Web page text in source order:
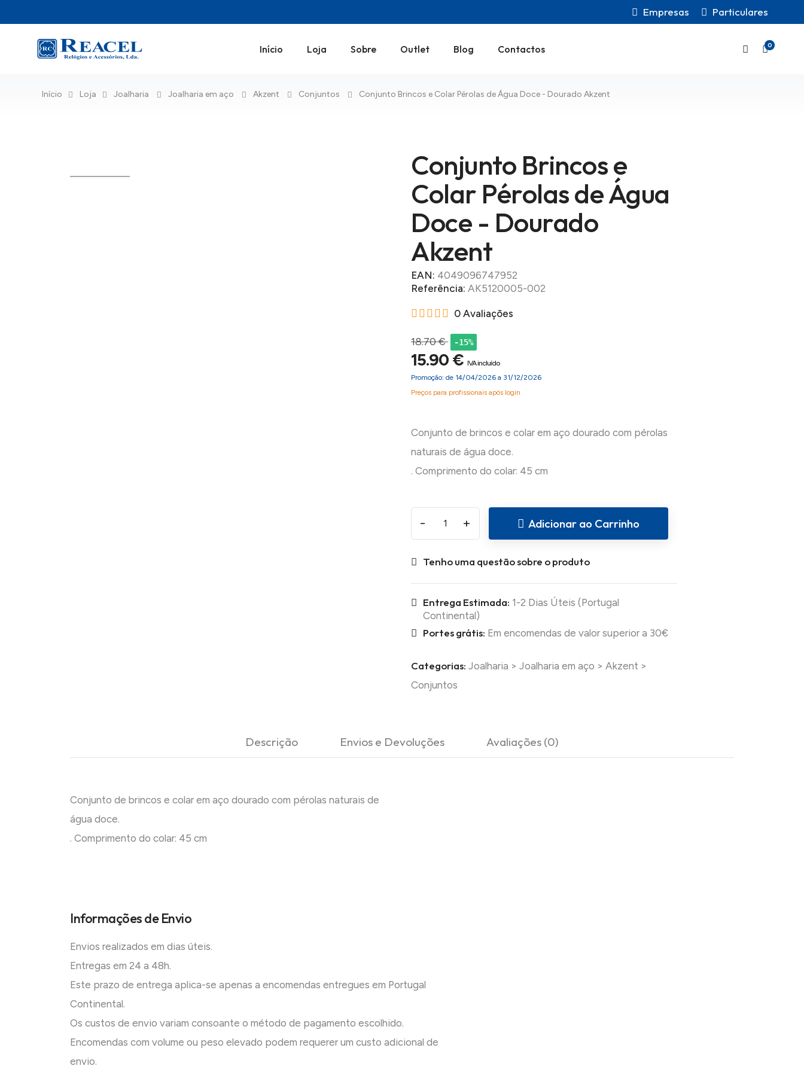
Empresas Particulares
Início Loja Sobre Outlet Blog Contactos 0
Início Loja Joalharia Joalharia em aço Akzent Conjuntos Conjunto Brincos e Colar Pérolas de Água Doce - Dourado Akzent
Conjunto Brincos e
Colar Pérolas de Água
Doce - Dourado
Akzent
EAN: 4049096747952
Referência: AK5120005-002
0 Avaliações
18.70 € -15%
15.90 € IVA incluído
Promoção: de 14/04/2026 a 31/12/2026
Preços para profissionais após login
Conjunto de brincos e colar em aço dourado com pérolas
naturais de água doce.
- + Adicionar ao Carrinho
Tenho uma questão sobre o produto
Entrega Estimada: 1-2 Dias Úteis (Portugal
Continental)
Portes grátis: Em encomendas de valor superior a 30€
Categorias: Joalharia > Joalharia em aço > Akzent >
Conjuntos
Descrição Envios e Devoluções Avaliações (0)
Conjunto de brincos e colar em aço dourado com pérolas naturais de
água doce.
. Comprimento do colar: 45 cm
Informações de Envio
Envios realizados em dias úteis.
Entregas em 24 a 48h.
Este prazo de entrega aplica-se apenas a encomendas entregues em Portugal
Continental.
Os custos de envio variam consoante o método de pagamento escolhido.
Encomendas com volume ou peso elevado podem requerer um custo adicional de
envio.